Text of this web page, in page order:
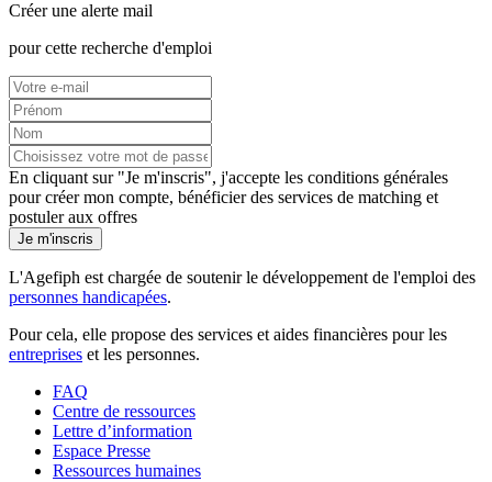
Créer une alerte mail
pour cette recherche d'emploi
En cliquant sur "Je m'inscris", j'accepte les conditions générales
pour créer mon compte, bénéficier des services de matching et
postuler aux offres
Je m'inscris
L'Agefiph est chargée de soutenir le développement de l'emploi des
personnes handicapées.
Pour cela, elle propose des services et aides financières pour les
entreprises et les personnes.
FAQ
Centre de ressources
Lettre d’information
Espace Presse
Ressources humaines